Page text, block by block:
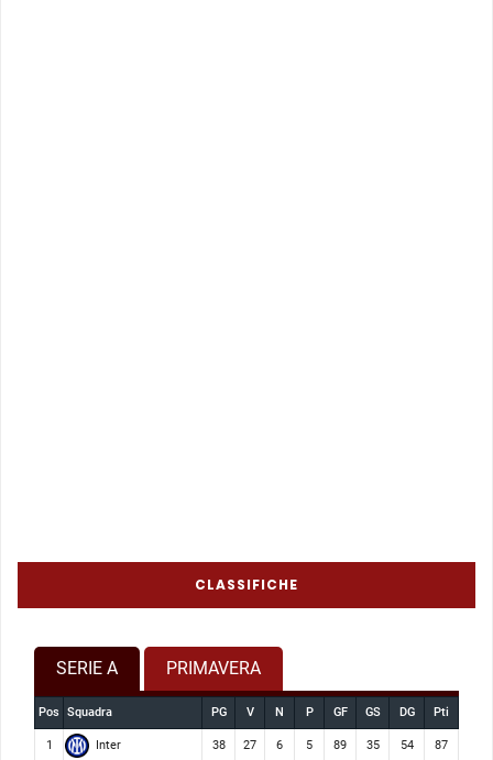
CLASSIFICHE
SERIE A PRIMAVERA
Pos Squadra PG V N P GF GS DG Pti
1 Inter 38 27 6 5 89 35 54 87